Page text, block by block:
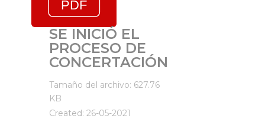
SE INICIÓ EL
PROCESO DE
CONCERTACIÓN
Tamaño del archivo: 627.76
KB
Created: 26-05-2021